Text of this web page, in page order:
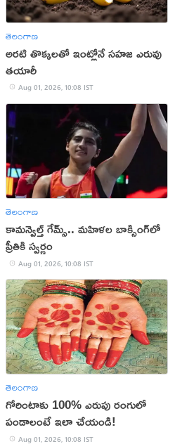
తెలంగాణ
అరటి తొక్కలతో ఇంట్లోనే సహజ ఎరువు
తయారీ
Aug 01, 2026, 10:08 IST
తెలంగాణ
కామన్వెల్త్ గేమ్స్‌.. మహిళల బాక్సింగ్‌లో
ప్రీతికి స్వర్ణం
Aug 01, 2026, 10:08 IST
తెలంగాణ
గోరింటాకు 100% ఎరుపు రంగులో
పండాలంటే ఇలా చేయండి!
Aug 01, 2026, 10:08 IST